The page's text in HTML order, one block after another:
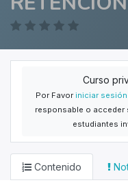
Curso
Por Favor iniciar sesión
responsable o acceder
estudiantes
Contenido